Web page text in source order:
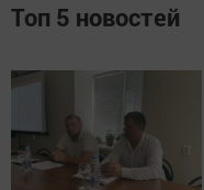
Топ 5 новостей